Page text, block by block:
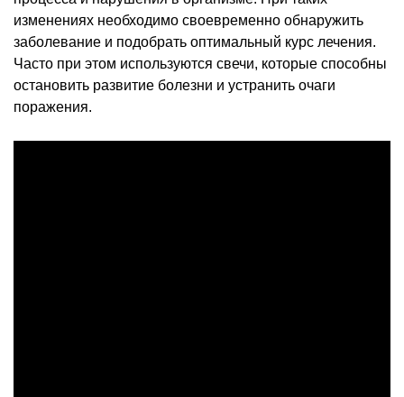
изменениях необходимо своевременно обнаружить
заболевание и подобрать оптимальный курс лечения.
Часто при этом используются свечи, которые способны
остановить развитие болезни и устранить очаги
поражения.